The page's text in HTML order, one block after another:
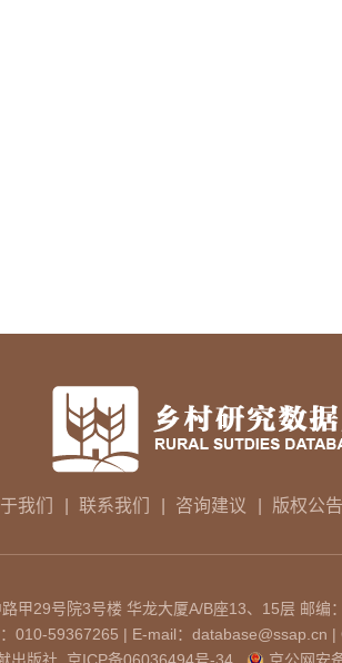
我们 联系我们 咨询建议 版权公告
甲29号院3号楼 华龙大厦A/B座13、15层 邮编
010-59367265 | E-mail：database@ssap.cn |
出版社 京ICP备06036494号-34 京公网安